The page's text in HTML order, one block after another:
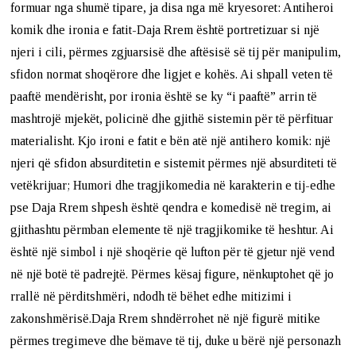
formuar nga shumë tipare, ja disa nga më kryesoret: Antiheroi
komik dhe ironia e fatit-Daja Rrem është portretizuar si një
njeri i cili, përmes zgjuarsisë dhe aftësisë së tij për manipulim,
sfidon normat shoqërore dhe ligjet e kohës. Ai shpall veten të
paaftë mendërisht, por ironia është se ky “i paaftë” arrin të
mashtrojë mjekët, policinë dhe gjithë sistemin për të përfituar
materialisht. Kjo ironi e fatit e bën atë një antihero komik: një
njeri që sfidon absurditetin e sistemit përmes një absurditeti të
vetëkrijuar; Humori dhe tragjikomedia në karakterin e tij-edhe
pse Daja Rrem shpesh është qendra e komedisë në tregim, ai
gjithashtu përmban elemente të një tragjikomike të heshtur. Ai
është një simbol i një shoqërie që lufton për të gjetur një vend
në një botë të padrejtë. Përmes kësaj figure, nënkuptohet që jo
rrallë në përditshmëri, ndodh të bëhet edhe mitizimi i
zakonshmërisë.Daja Rrem shndërrohet në një figurë mitike
përmes tregimeve dhe bëmave të tij, duke u bërë një personazh